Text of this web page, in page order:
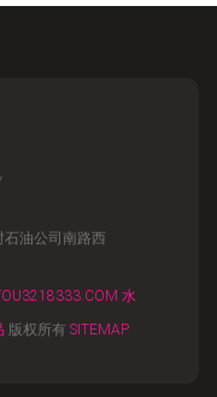
油公司南路西
水
版权所有 SITEMAP